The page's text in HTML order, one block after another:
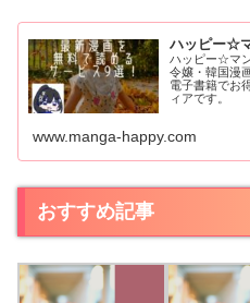
ハッピー☆
ハッピー☆マ
令嬢・韓国漫
電子書籍でお
ィアです。
www.manga-happy.com
おすすめ記事